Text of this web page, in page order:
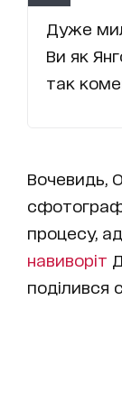
Дуже
Ви як
так
Вочевидь,
процесу,
навиворіт
поділився